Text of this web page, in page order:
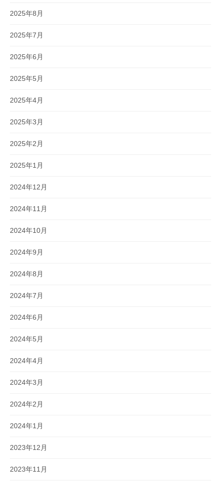
2025年8月
2025年7月
2025年6月
2025年5月
2025年4月
2025年3月
2025年2月
2025年1月
2024年12月
2024年11月
2024年10月
2024年9月
2024年8月
2024年7月
2024年6月
2024年5月
2024年4月
2024年3月
2024年2月
2024年1月
2023年12月
2023年11月